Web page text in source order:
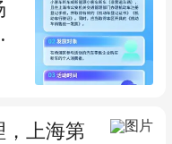
，上海第